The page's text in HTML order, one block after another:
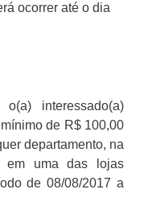
ocorrer até o dia
interessado(a)
de R$ 100,00
departamento, na
em uma das lojas
de 08/08/2017 a